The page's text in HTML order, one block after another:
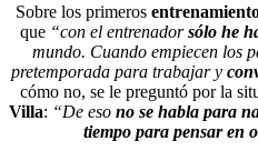
Sobre los primeros
que “con el entrenadorsólo he
mundo. Cuando empiecen los
pretemporada para trabajar y
cómo no, se le preguntó por la
Villa: “De eso no se habla para
tiempo para pensar en